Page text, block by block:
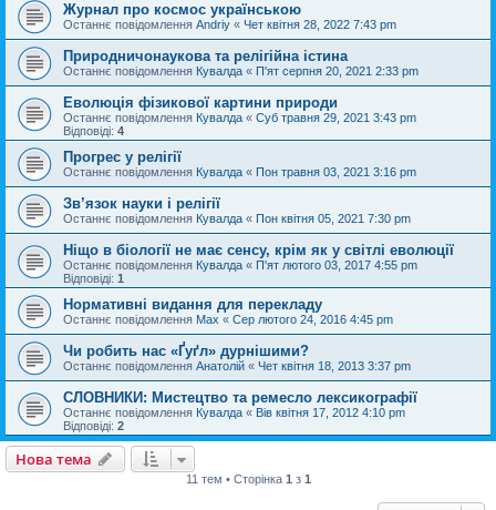
Журнал про космос українською
Останнє повідомлення Andriy « Чет квітня 28, 2022 7:43 pm
Природничонаукова та релігійна істина
Останнє повідомлення Кувалда « П'ят серпня 20, 2021 2:33 pm
Еволюція фізикової картини природи
Останнє повідомлення Кувалда « Суб травня 29, 2021 3:43 pm
Відповіді: 4
Прогрес у релігії
Останнє повідомлення Кувалда « Пон травня 03, 2021 3:16 pm
Зв’язок науки і релігії
Останнє повідомлення Кувалда « Пон квітня 05, 2021 7:30 pm
Ніщо в біології не має сенсу, крім як у світлі еволюції
Останнє повідомлення Кувалда « П'ят лютого 03, 2017 4:55 pm
Відповіді: 1
Нормативні видання для перекладу
Останнє повідомлення Max « Сер лютого 24, 2016 4:45 pm
Чи робить нас «Ґуґл» дурнішими?
Останнє повідомлення Анатолій « Чет квітня 18, 2013 3:37 pm
СЛОВНИКИ: Мистецтво та ремесло лексикографії
Останнє повідомлення Кувалда « Вів квітня 17, 2012 4:10 pm
Відповіді: 2
Нова тема
11 тем • Сторінка 1 з 1